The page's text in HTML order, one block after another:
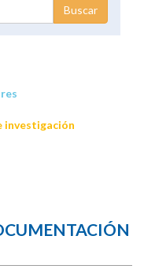
investigación